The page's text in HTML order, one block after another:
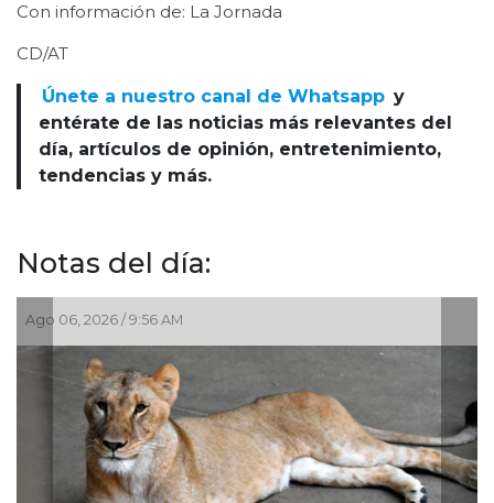
Con información de: La Jornada
CD/AT
Únete a nuestro canal de Whatsapp y
entérate de las noticias más relevantes del
día, artículos de opinión, entretenimiento,
tendencias y más.
Notas del día:
Jul 30, 2026 / 10:27 AM